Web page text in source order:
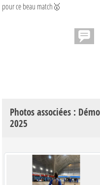
pour ce beau match🥇
Photos associées :
2025